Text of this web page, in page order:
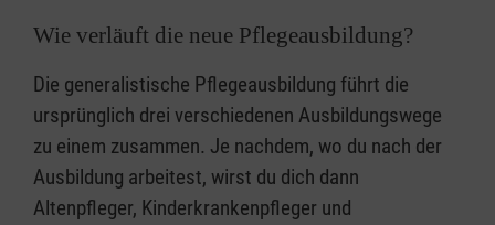
Wie verläuft die neue Pflegeausbildung?
Die generalistische Pflegeausbildung führt die
ursprünglich drei verschiedenen Ausbildungswege
zu einem zusammen. Je nachdem, wo du nach der
Ausbildung arbeitest, wirst du dich dann
Altenpfleger, Kinderkrankenpfleger und